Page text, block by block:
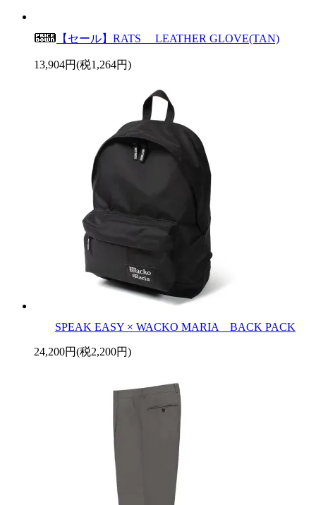
【セール】RATS LEATHER GLOVE(TAN)
13,904円(税1,264円)
SPEAK EASY × WACKO MARIA BACK PACK
24,200円(税2,200円)